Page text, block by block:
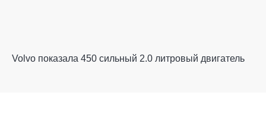
Volvo показала 450 сильный 2.0 литровый двигатель